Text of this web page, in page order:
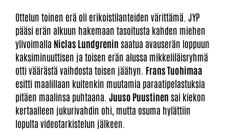
Ottelun toinen erä oli erikoistilanteiden värittämä. JYP
pääsi erän alkuun hakemaan tasoitusta kahden miehen
ylivoimalla Niclas Lundgrenin saatua avauserän loppuun
kaksiminuuttisen ja toisen erän alussa mikkeliläisryhmä
otti väärästä vaihdosta toisen jäähyn. Frans Tuohimaa
esitti maalillaan kuitenkin muutamia paraatipelastuksia
pitäen maalinsa puhtaana. Juuso Puustinen sai kiekon
kertaalleen jukurivahdin ohi, mutta osuma hylättiin
lopulta videotarkistelun jälkeen.